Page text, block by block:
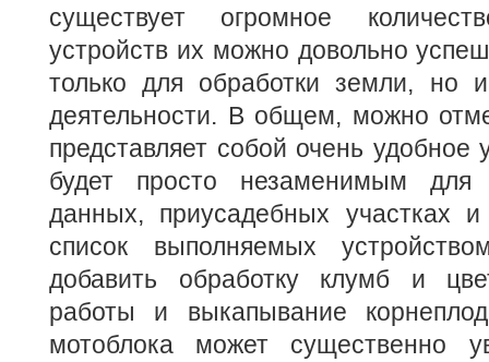
существует огромное
устройств их можно довольно
только для обработки земли, но
деятельности. В общем, можно
представляет собой очень удобное
будет просто незаменимым для
данных, приусадебных
список выполняемых
добавить обработку клумб и
работы и выкапывание
мотоблока может существенно